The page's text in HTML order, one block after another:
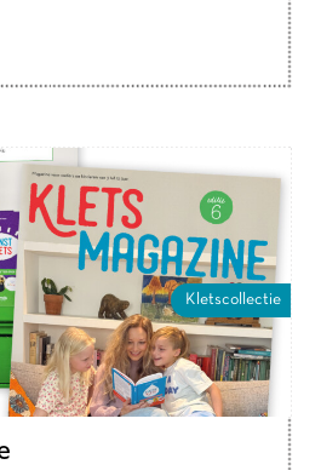
Kletscollectie